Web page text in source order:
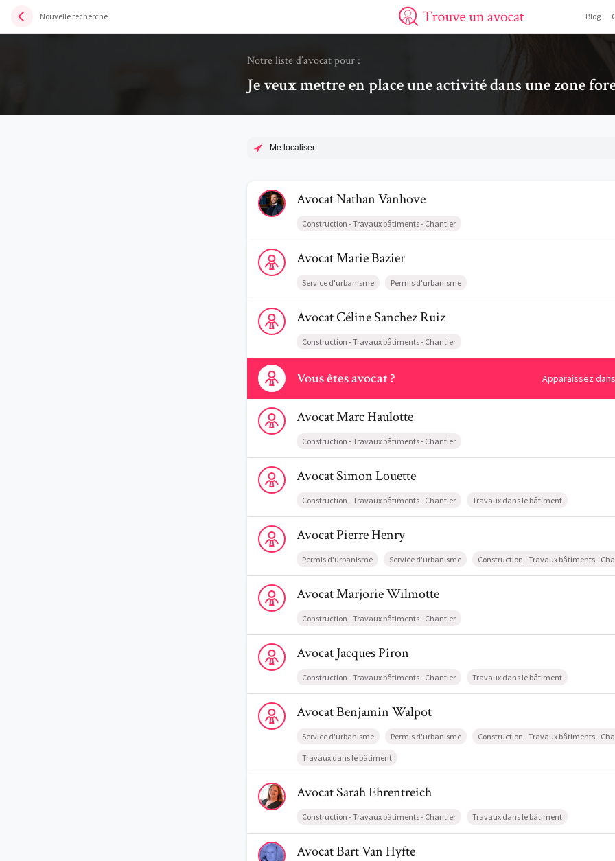
Nouvelle recherche
Trouve un avocat
Blog
Notre liste d’avocat pour :
Je veux mettre en place une activité dans une zone
Me localiser
Voir le profil de AvocatNathan Vanhove
AvocatNathanVanhove
Construction - Travaux bâtiments - Chantier
Voir le profil de AvocatMarie Bazier
AvocatMarieBazier
Service d'urbanisme Permis d'urbanisme
Voir le profil de AvocatCéline Sanchez Ruiz
AvocatCélineSanchez Ruiz
Construction - Travaux bâtiments - Chantier
Vous êtes avocat ? Apparaissez
Contactez-nous
Voir le profil de AvocatMarc Haulotte
AvocatMarcHaulotte
Construction - Travaux bâtiments - Chantier
Voir le profil de AvocatSimon Louette
AvocatSimonLouette
Construction - Travaux bâtiments - Chantier Travaux dans le bâtiment
Voir le profil de AvocatPierre Henry
AvocatPierreHenry
Permis d'urbanisme Service d'urbanisme Construction - Travaux bâtiments -
Voir le profil de AvocatMarjorie Wilmotte
AvocatMarjorieWilmotte
Construction - Travaux bâtiments - Chantier
Voir le profil de AvocatJacques Piron
AvocatJacquesPiron
Construction - Travaux bâtiments - Chantier Travaux dans le bâtiment
Voir le profil de AvocatBenjamin Walpot
AvocatBenjaminWalpot
Service d'urbanisme Permis d'urbanisme Construction - Travaux bâtiments -
Travaux dans le bâtiment
Voir le profil de AvocatSarah Ehrentreich
AvocatSarahEhrentreich
Construction - Travaux bâtiments - Chantier Travaux dans le bâtiment
Voir le profil de AvocatBart Van Hyfte
AvocatBartVan Hyfte